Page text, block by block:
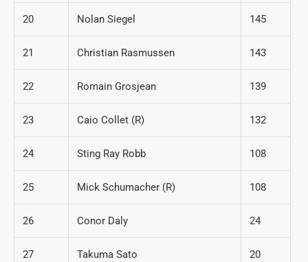
20 Nolan Siegel 145
21 Christian Rasmussen 143
22 Romain Grosjean 139
23 Caio Collet (R) 132
24 Sting Ray Robb 108
25 Mick Schumacher (R) 108
26 Conor Daly 24
27 Takuma Sato 20